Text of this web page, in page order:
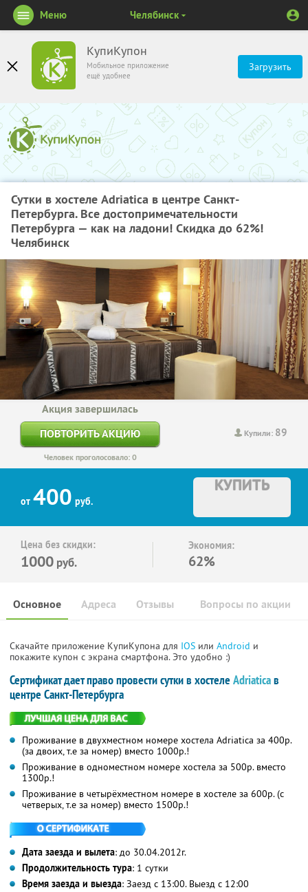
КупиКупон
Мобильное приложение
ещё удобнее
Загрузить
Меню Челябинск
Сутки в хостеле Adriatica в центре Санкт-
Петербурга. Все достопримечательности
Петербурга — как на ладони! Скидка до 62%!
Челябинск
Купили: 89
Акция завершилась
ПОВТОРИТЬ АКЦИЮ
Человек проголосовало: 0
от 400 руб.
КУПИТЬ
Цена без скидки:
1000 руб.
Экономия:
62%
Основное Отзывы Вопросы по акции
Адреса
Скачайте приложение КупиКупона для IOS или Android и
покажите купон с экрана смартфона. Это удобно :)
Сертификат дает право провести сутки в хостеле Adriaticaв
центре Санкт-Петербурга
Проживание в двухместном номере хостела Adriatica за 400р.
(за двоих, т.е за номер) вместо 1000р.!
Проживание в одноместном номере хостела за 500р. вместо
1300р.!
Проживание в четырёхместном номере в хостеле за 600р. (с
четверых, т.е за номер) вместо 1500р.!
Дата заезда и вылета: до 30.04.2012г.
Продолжительность тура: 1 сутки
Время заезда и выезда: Заезд с 13:00. Выезд с 12:00